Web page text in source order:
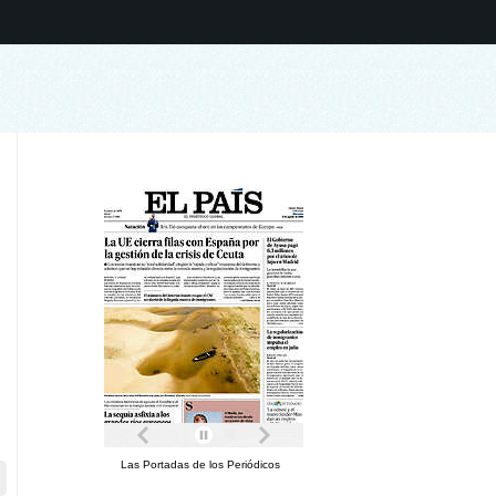
Las Portadas de los Periódicos